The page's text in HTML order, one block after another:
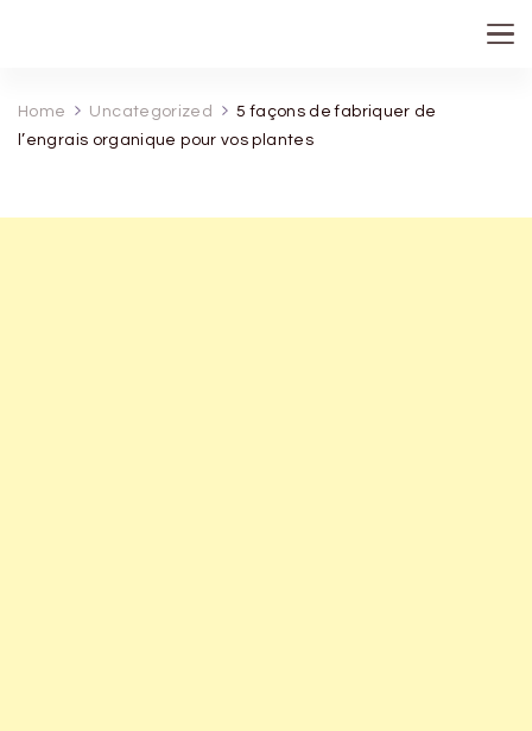
Home Uncategorized
5 façons de fabriquer de
l’engrais organique pour vos plantes